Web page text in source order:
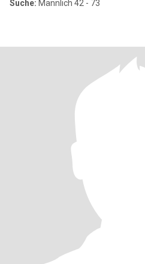
Suche: Männlich 42 - 73